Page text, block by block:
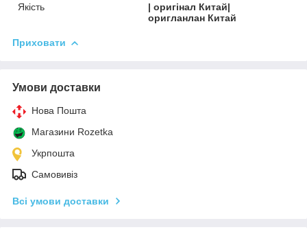
Якість
| оригінал Китай|
оригланлан Китай
Приховати
Умови доставки
Нова Пошта
Магазини Rozetka
Укрпошта
Самовивіз
Всі умови доставки